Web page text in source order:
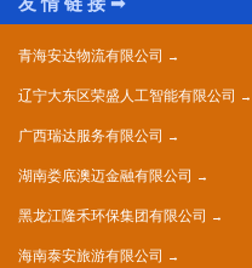
青海安达物流有限公司
辽宁大东区荣盛人工智能有限公司
广西瑞达服务有限公司
湖南娄底澳迈金融有限公司
黑龙江隆禾环保集团有限公司
海南泰安旅游有限公司